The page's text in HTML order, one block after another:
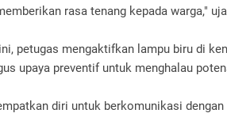
rasa tenang kepada warga,"
petugas mengaktifkan lampu biru di
upaya preventif untuk menghalau
diri untuk berkomunikasi